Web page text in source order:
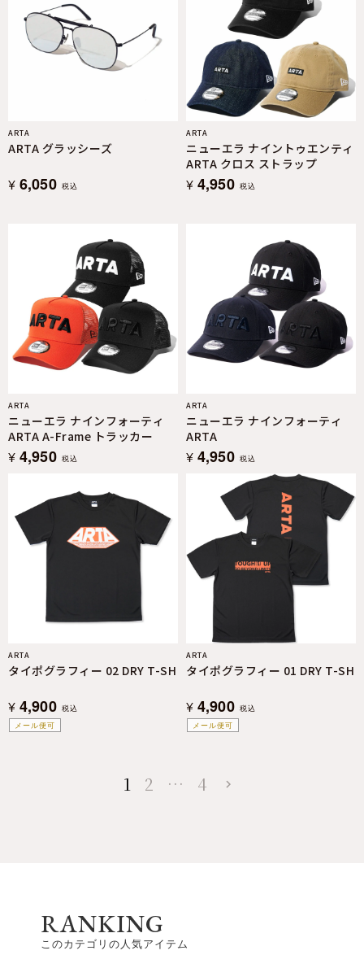
ARTA
ARTA グラッシーズ
¥ 6,050 税込
ARTA
ニューエラ ナイントゥエンティ
ARTA クロス ストラップ
¥ 4,950 税込
ARTA
ニューエラ ナインフォーティ
ARTA A-Frame トラッカー
¥ 4,950 税込
ARTA
ニューエラ ナインフォーティ
ARTA
¥ 4,950 税込
メール便可
ARTA
タイポグラフィー 02 DRY T-SH
¥ 4,900 税込
メール便可
ARTA
タイポグラフィー 01 DRY T-SH
¥ 4,900 税込
1 2 … 4
RANKING
このカテゴリの人気アイテム